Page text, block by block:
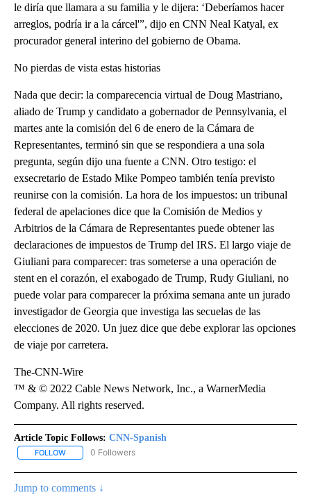
le diría que llamara a su familia y le dijera: ‘Deberíamos hacer
arreglos, podría ir a la cárcel'”, dijo en CNN Neal Katyal, ex
procurador general interino del gobierno de Obama.
No pierdas de vista estas historias
Nada que decir: la comparecencia virtual de Doug Mastriano,
aliado de Trump y candidato a gobernador de Pennsylvania, el
martes ante la comisión del 6 de enero de la Cámara de
Representantes, terminó sin que se respondiera a una sola
pregunta, según dijo una fuente a CNN. Otro testigo: el
exsecretario de Estado Mike Pompeo también tenía previsto
reunirse con la comisión. La hora de los impuestos: un tribunal
federal de apelaciones dice que la Comisión de Medios y
Arbitrios de la Cámara de Representantes puede obtener las
declaraciones de impuestos de Trump del IRS. El largo viaje de
Giuliani para comparecer: tras someterse a una operación de
stent en el corazón, el exabogado de Trump, Rudy Giuliani, no
puede volar para comparecer la próxima semana ante un jurado
investigador de Georgia que investiga las secuelas de las
elecciones de 2020. Un juez dice que debe explorar las opciones
de viaje por carretera.
The-CNN-Wire
™ & © 2022 Cable News Network, Inc., a WarnerMedia
Company. All rights reserved.
Article Topic Follows: CNN-Spanish
FOLLOW FOLLOW "CNN-SPANISH" TO RECEIVE NOTIFICATIONS ABOUT
0 Followers
Jump to comments ↓